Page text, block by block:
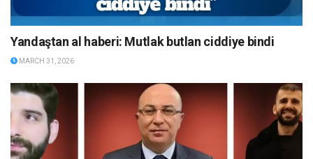
Yandaştan al haberi: Mutlak butlan ciddiye bindi
MARCH 31, 2026